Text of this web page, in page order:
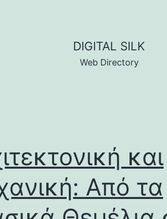
DIGITAL SILK
Web Directory
και
Από τα